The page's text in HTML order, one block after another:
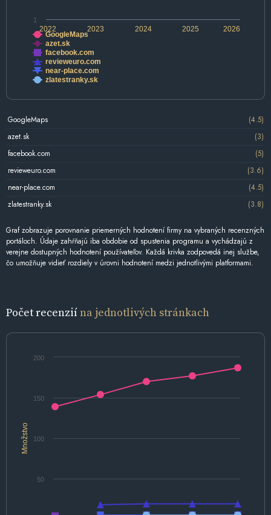
2022 2024 2026
2023 2025
1
GoogleMaps
azet.sk
facebook.com
revieweuro.com
near-place.com
zlatestranky.sk
GoogleMaps
(4.5)
azet.sk
(3)
facebook.com
(5)
revieweuro.com
(3.6)
near-place.com
(4.5)
zlatestranky.sk
(3.8)
Graf zobrazuje porovnanie priemerných hodnotení firmy na vybraných recenzných
portáloch. Údaje zahŕňajú iba obdobie od spustenia programu a vychádzajú z
verejne dostupných hodnotení používateľov. Každá krivka zodpovedá inej službe,
čo umožňuje vidieť rozdiely v úrovni hodnotení medzi jednotlivými platformami.
Počet recenziína jednotlivých stránkach
Množstvo
50
100
150
200